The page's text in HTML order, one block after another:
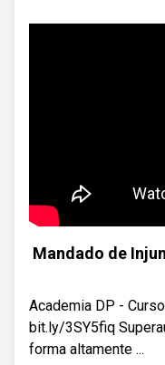
Mandado de
Academia DP -
bit.ly/3SY5fiq
forma altamente ...